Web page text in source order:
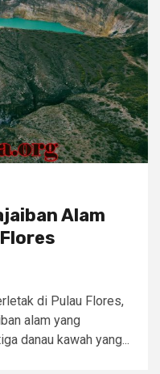
Alam
di Pulau Flores,
alam yang
danau kawah yang...